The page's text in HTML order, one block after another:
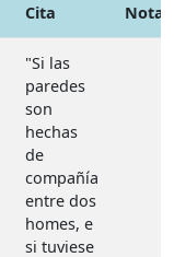
Cita Notas
"Si las
paredes
son
hechas
de
compañía
entre dos
homes, e
si tuviese